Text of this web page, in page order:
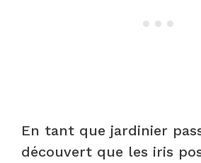
En tant que jardinier
découvert que les iris